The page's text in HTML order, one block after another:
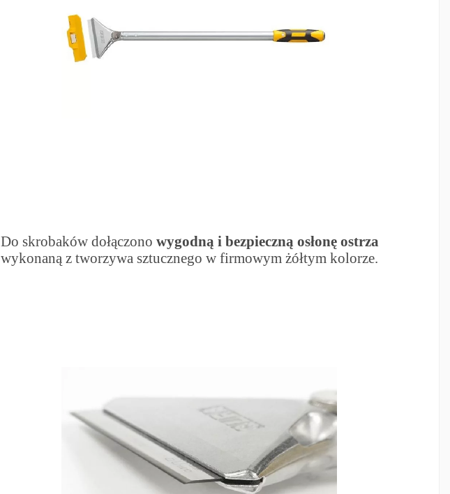
Do skrobaków dołączono wygodną i bezpieczną osłonę ostrza
wykonaną z tworzywa sztucznego w firmowym żółtym kolorze.